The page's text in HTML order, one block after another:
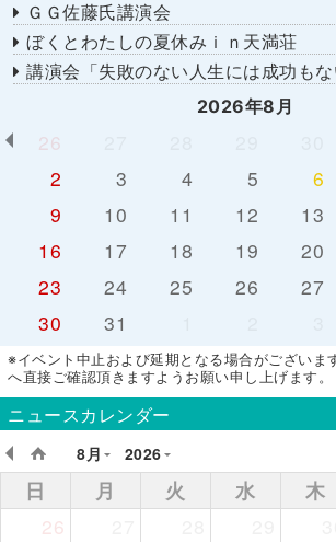
ＧＧ佐藤氏講演会
ぼくとわたしの夏休みｉｎ天満荘
講演会「失敗のない人生には成功もない」
2026年8月
26
2
3 4 5 6
9
10 11 12 13
16
17 18 19 20
23
24 25 26 27
30
31
※イベント中止および延期となる場合がございま
へ直接ご確認頂きますようお願い申し上げます。
ニュースカレンダー
8月
2026
日 月 火 水 木
26